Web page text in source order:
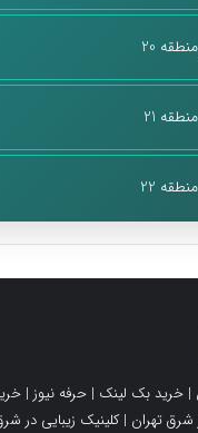
20
21
22
| خرید بک لینک | حرفه نیوز |
شرق تهران |کلینیک زیبایی در